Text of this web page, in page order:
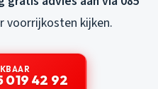
voorrijkosten kijken.
019 42 92